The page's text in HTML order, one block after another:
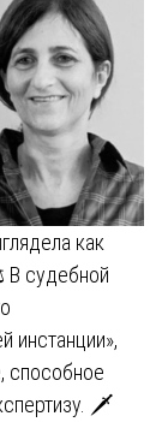
как
В судебной
инстанции»,
способное
🗡️